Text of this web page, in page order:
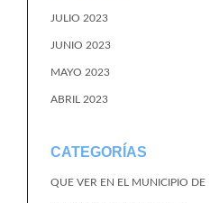
JULIO 2023
JUNIO 2023
MAYO 2023
ABRIL 2023
CATEGORÍAS
QUE VER EN EL MUNICIPIO DE